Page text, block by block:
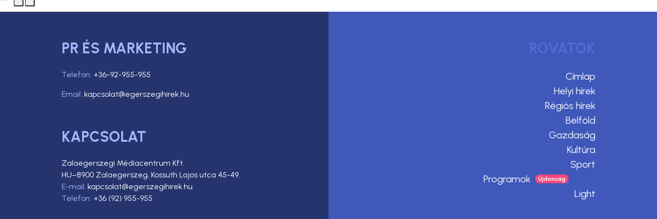
PR ÉS MARKETING
Telefon: +36-92-955-955
Email: kapcsolat@egerszegihirek.hu
KAPCSOLAT
Zalaegerszegi Médiacentrum Kft.
HU–8900 Zalaegerszeg, Kossuth Lajos utca 45-49.
E-mail: kapcsolat@egerszegihirek.hu
Telefon: +36 (92) 955-955
ROVATOK
Címlap
Helyi hírek
Régiós hírek
Belföld
Gazdaság
Kultúra
Sport
Programok
Light